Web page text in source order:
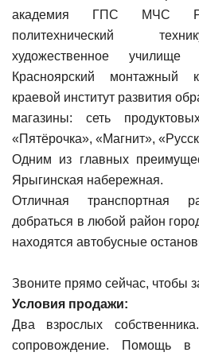
академия ГПС МЧС
политехнический
художественное
Красноярский монтажный
краевой институт развития
магазины: сеть
«Пятёрочка», «Магнит»,
Одним из главных
Ярыгинская набережная.
Отличная транспортная
добраться в любой район
находятся автобусные
Звоните прямо сейчас, чтобы
Условия продажи:
Два взрослых
сопровождение. Помощь в